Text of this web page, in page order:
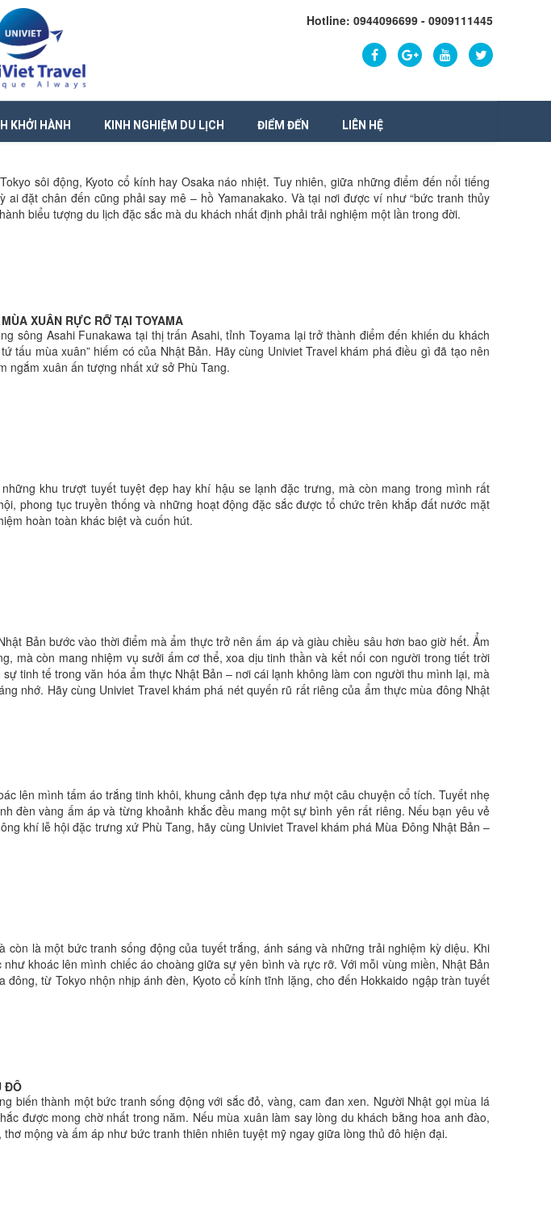
Hotline: 0944096699 - 0909111445
KHỞI HÀNH KINH NGHIỆM DU LỊCH ĐIỂM ĐẾN LIÊN HỆ
sôi động, Kyoto cổ kính hay Osaka náo nhiệt. Tuy nhiên, giữa những điểm đến nổi tiếng
đặt chân đến cũng phải say mê – hồ Yamanakako. Và tại nơi được ví như “bức tranh thủy
biểu tượng du lịch đặc sắc mà du khách nhất định phải trải nghiệm một lần trong đời.
XUÂN RỰC RỠ TẠI TOYAMA
sông Asahi Funakawa tại thị trấn Asahi, tỉnh Toyama lại trở thành điểm đến khiến du khách
tấu mùa xuân” hiếm có của Nhật Bản. Hãy cùng Univiet Travel khám phá điều gì đã tạo nên
ngắm xuân ấn tượng nhất xứ sở Phù Tang.
khu trượt tuyết tuyệt đẹp hay khí hậu se lạnh đặc trưng, mà còn mang trong mình rất
phong tục truyền thống và những hoạt động đặc sắc được tổ chức trên khắp đất nước mặt
hoàn toàn khác biệt và cuốn hút.
Bản bước vào thời điểm mà ẩm thực trở nên ấm áp và giàu chiều sâu hơn bao giờ hết. Ẩm
mà còn mang nhiệm vụ sưởi ấm cơ thể, xoa dịu tinh thần và kết nối con người trong tiết trời
tinh tế trong văn hóa ẩm thực Nhật Bản – nơi cái lạnh không làm con người thu mình lại, mà
nhớ. Hãy cùng Univiet Travel khám phá nét quyến rũ rất riêng của ẩm thực mùa đông Nhật
lên mình tấm áo trắng tinh khôi, khung cảnh đẹp tựa như một câu chuyện cổ tích. Tuyết nhẹ
đèn vàng ấm áp và từng khoảnh khắc đều mang một sự bình yên rất riêng. Nếu bạn yêu vẻ
khí lễ hội đặc trưng xứ Phù Tang, hãy cùng Univiet Travel khám phá Mùa Đông Nhật Bản –
là một bức tranh sống động của tuyết trắng, ánh sáng và những trải nghiệm kỳ diệu. Khi
khoác lên mình chiếc áo choàng giữa sự yên bình và rực rỡ. Với mỗi vùng miền, Nhật Bản
từ Tokyo nhộn nhịp ánh đèn, Kyoto cổ kính tĩnh lặng, cho đến Hokkaido ngập tràn tuyết
ĐÔ
biến thành một bức tranh sống động với sắc đỏ, vàng, cam đan xen. Người Nhật gọi mùa lá
được mong chờ nhất trong năm. Nếu mùa xuân làm say lòng du khách bằng hoa anh đào,
mộng và ấm áp như bức tranh thiên nhiên tuyệt mỹ ngay giữa lòng thủ đô hiện đại.